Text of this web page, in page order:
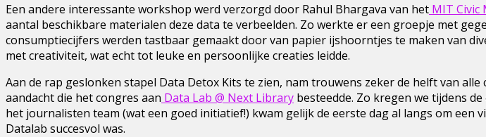
Een andere interessante workshop werd verzorgd door Rahul Bhargava van het MIT Civic
aantal beschikbare materialen deze data te verbeelden. Zo werkte er een groepje met
consumptiecijfers werden tastbaar gemaakt door van papier ijshoorntjes te maken van
met creativiteit, wat echt tot leuke en persoonlijke creaties leidde.
Aan de rap geslonken stapel Data Detox Kits te zien, nam trouwens zeker de helft van
aandacht die het congres aan Data Lab @ Next Library besteedde. Zo kregen we tijdens
het journalisten team (wat een goed initiatief!) kwam gelijk de eerste dag al langs om
Datalab succesvol was.